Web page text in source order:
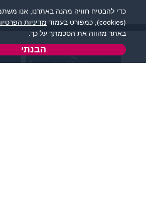
שירות לקוחות:
כדי להבטיח חוויה מהנה באתרנו, אנו
(cookies), כמפורט בעמוד
מדיניות
באתר מהווה את הסכמתך על כך.
הבנתי